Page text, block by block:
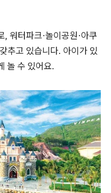
워터파크·놀이공원·아쿠
추고 있습니다. 아이가 있
놀 수 있어요.